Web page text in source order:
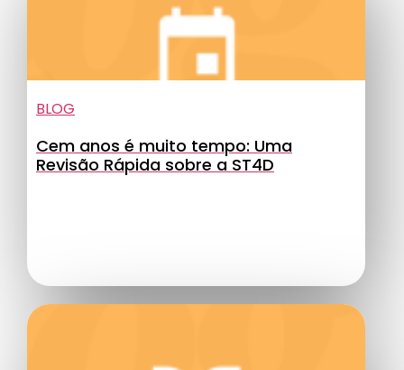
BLOG
Cem anos é muito tempo: Uma
Revisão Rápida sobre a ST4D